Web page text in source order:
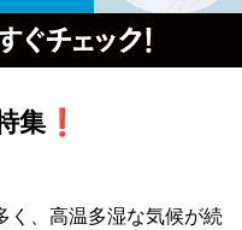
集❗
く、高温多湿な気候が続